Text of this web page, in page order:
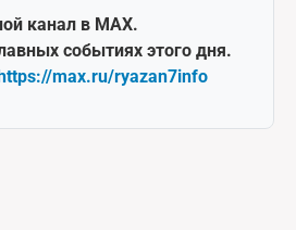
канал в MAX.
событиях этого дня.
https://max.ru/ryazan7info